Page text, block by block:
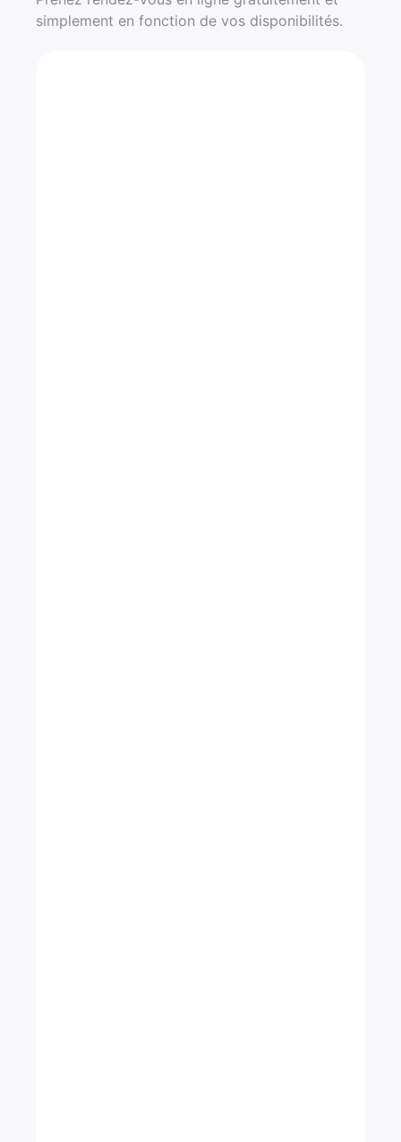
simplement en fonction de vos disponibilités.